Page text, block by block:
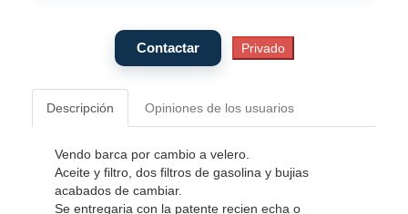
Descripción Opiniones de los usuarios
Vendo barca por cambio a velero.
Aceite y filtro, dos filtros de gasolina y bujias
acabados de cambiar.
Se entregaria con la patente recien echa o